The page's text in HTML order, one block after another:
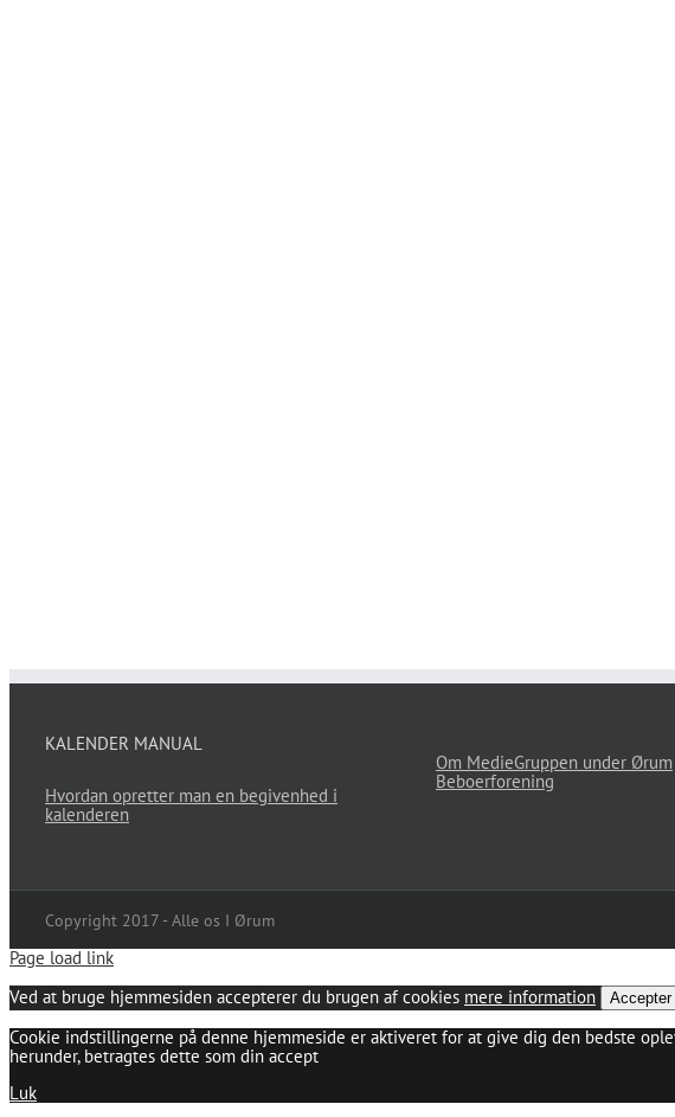
KALENDER MANUAL
Hvordan opretter man en begivenhed i
kalenderen
Om MedieGruppen under Ørum
Beboerforening
Copyright 2017 - Alle os I Ørum
Page load link
Ved at bruge hjemmesiden accepterer du brugen af cookies mere information Accepter
Cookie indstillingerne på denne hjemmeside er aktiveret for at give dig den bedste
herunder, betragtes dette som din accept
Luk